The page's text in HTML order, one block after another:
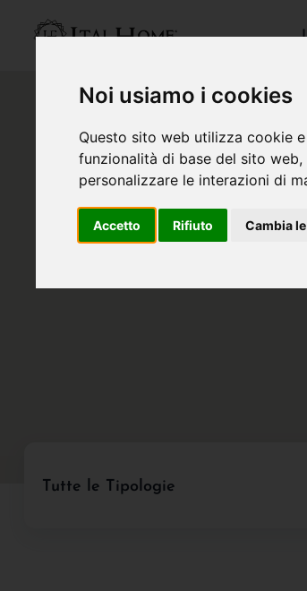
Noi usiamo i cookies
Questo sito web utilizza cookie
funzionalità di base del sito web,
personalizzare le interazioni di
Accetto Rifiuto Cambia
Tutte le Tipologie